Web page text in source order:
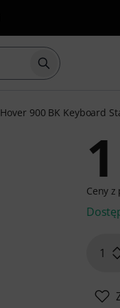
Rozpocznij
Hover 900 BK Keyboard
Ceny z
1